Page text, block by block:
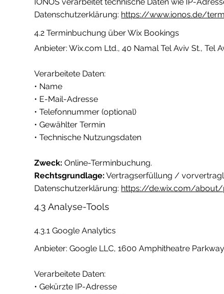
IONOS verarbeitet technische Daten wie IP-
Datenschutzerklärung: https://www.ionos.de/
4.2 Terminbuchung über Wix Bookings
Anbieter: Wix.com Ltd., 40 Namal Tel Aviv St., Tel
Verarbeitete Daten:
• Name
• E-Mail-Adresse
• Telefonnummer (optional)
• Gewählter Termin
• Technische Nutzungsdaten
Zweck: Online-Terminbuchung.
Rechtsgrundlage: Vertragserfüllung /
Datenschutzerklärung: https://de.wix.com/
4.3 Analyse-Tools
4.3.1 Google Analytics
Anbieter: Google LLC, 1600 Amphitheatre
Verarbeitete Daten:
• Gekürzte IP-Adresse